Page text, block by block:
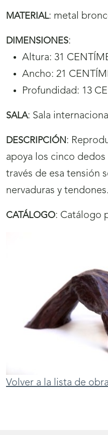
MATERIAL: metal
DIMENSIONES:
Altura: 31
Ancho: 21
Profundidad: 13
SALA: Sala
DESCRIPCIÓN:
apoya los cinco
través de esa tensión
nervaduras y tendones.
CATÁLOGO: Catálogo
Volver a la lista de